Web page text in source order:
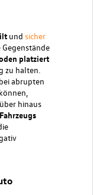
und sicher
Gegenstände
platziert
zu halten.
abrupten
hinaus